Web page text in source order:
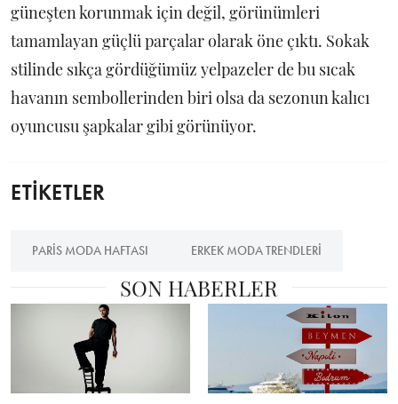
güneşten korunmak için değil, görünümleri
tamamlayan güçlü parçalar olarak öne çıktı. Sokak
stilinde sıkça gördüğümüz yelpazeler de bu sıcak
havanın sembollerinden biri olsa da sezonun kalıcı
oyuncusu şapkalar gibi görünüyor.
ETİKETLER
PARIS MODA HAFTASI ERKEK MODA TRENDLERI
SON HABERLER